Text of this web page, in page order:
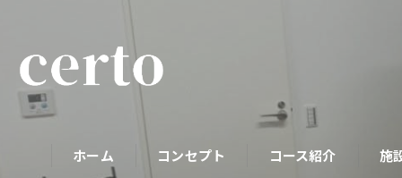
ホーム コンセプト コース紹介 施